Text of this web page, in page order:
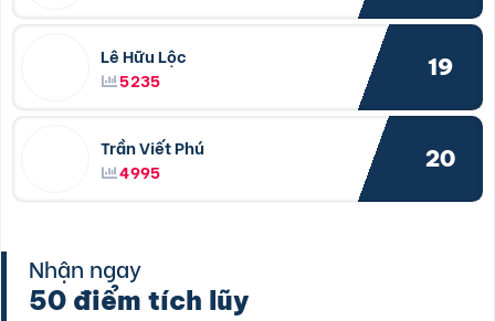
Lê Hữu Lộc
5235
19
Trần Viết Phú
4995
20
Nhận ngay
50 điểm tích lũy